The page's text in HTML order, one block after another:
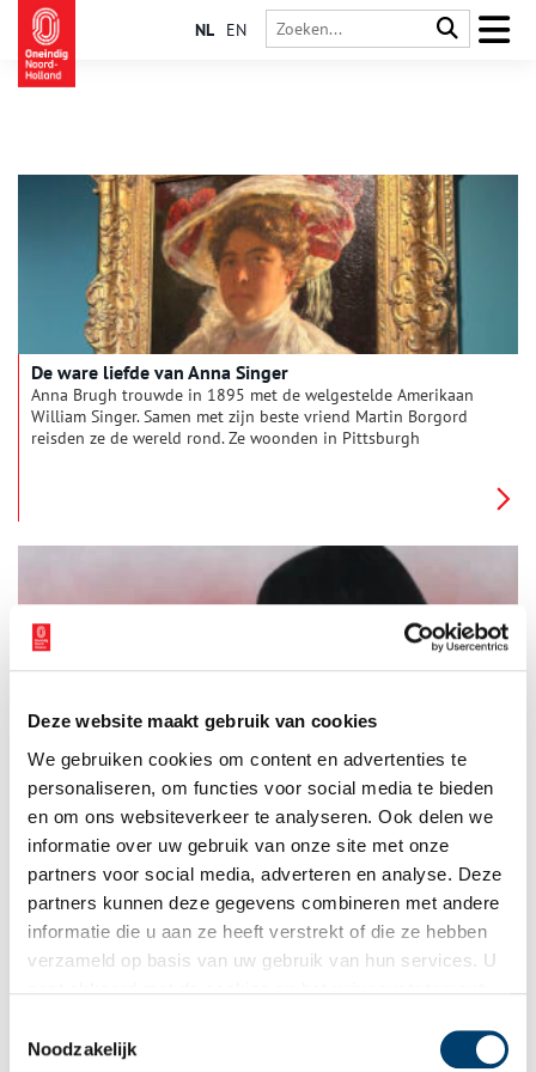
Deze website maakt gebruik van cookies
We gebruiken cookies om content en advertenties te
personaliseren, om functies voor social media te bieden
en om ons websiteverkeer te analyseren. Ook delen we
informatie over uw gebruik van onze site met onze
partners voor social media, adverteren en analyse. Deze
partners kunnen deze gegevens combineren met andere
informatie die u aan ze heeft verstrekt of die ze hebben
verzameld op basis van uw gebruik van hun services. U
Noodzakelijk
NL EN
De ware liefde van Anna Singer
Anna Brugh trouwde in 1895 met de welgestelde Amerikaan
William Singer. Samen met zijn beste vriend Martin Borgord
reisden ze de wereld rond. Ze woonden in Pittsburgh
Nederland herbergt een schat aan hedendaagse kunst, vaak
‘verborgen’ in privéverzamelingen. Singer Laren brengt een
selectie van deze kunstwerken samen in de tentoonstelling My
World, die nog tot 12 januari te zien is. Er is werk te zien uit
alle windstreken van onder anderen Yayoi Kusama, Charles
Avery, Ai Weiwei, Zanele Muholi, Marlene Dumas en Anselm
Kiefer. De tentoonstelling is samengesteld door kunstcriticus
en curator Hans den Hartog Jager en belicht de wereld die een
kunstverzamelaar opbouwt en zich steeds verder uitbreidt.
1 min